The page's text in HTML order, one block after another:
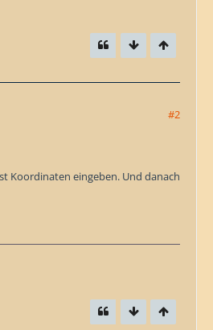
#2
Koordinaten eingeben. Und danach